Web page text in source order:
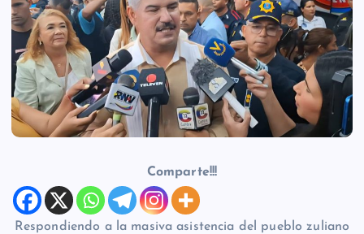
Comparte!!!
Respondiendo a la masiva asistencia del pueblo zuliano